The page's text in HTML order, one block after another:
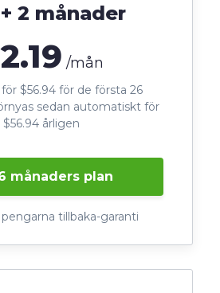
2 månader
2.19 /mån
$56.94 för de första 26
sedan automatiskt för
$56.94 årligen
månaders plan
tillbaka-garanti